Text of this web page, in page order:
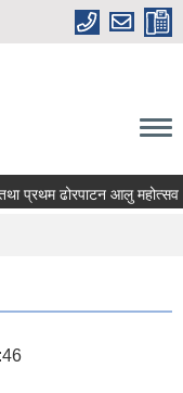
प्रथम ढोरपाटन आलु